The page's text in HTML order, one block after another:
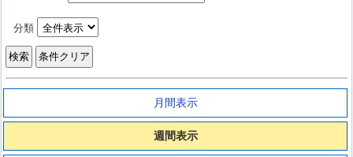
分類
月間表示
週間表示